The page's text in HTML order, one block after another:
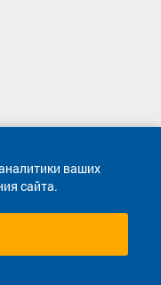
ваших
сайта.
продажи